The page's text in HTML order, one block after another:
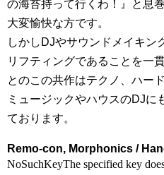
の海苔持って行くわ！』と息
大変愉快な方です。
しかしDJやサウンドメイキン
リフティングであることを一
とのこの共作はテクノ、ハー
ミュージックやハウスのDJに
ております。
Remo-con, Morphonics /